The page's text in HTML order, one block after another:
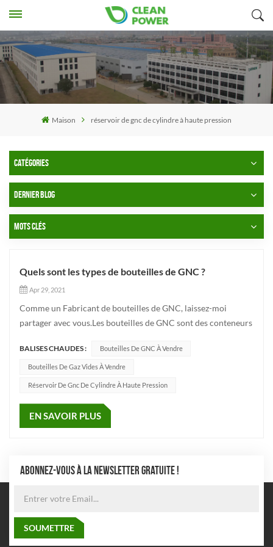
Maison réservoir de gnc de cylindre à haute pression
CATÉGORIES
DERNIER BLOG
MOTS CLÉS
Quels sont les types de bouteilles de GNC ?
Apr 29, 2021
Comme un Fabricant de bouteilles de GNC, laissez-moi
partager avec vous.Les bouteilles de GNC sont des conteneurs
comprimé. Ce conteneur haute pression contenant des gaz
inflammables et explosifs est un conteneur sous pression
présentant un risq...
BALISES CHAUDES : Bouteilles De GNC À Vendre
Bouteilles De Gaz Vides À Vendre
Réservoir De Gnc De Cylindre À Haute Pression
EN SAVOIR PLUS
ABONNEZ-VOUS À LA NEWSLETTER GRATUITE !